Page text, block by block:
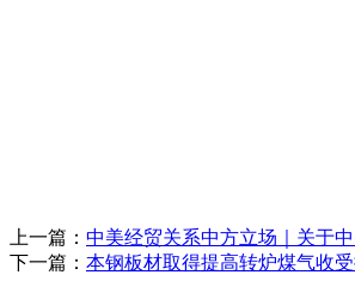
上一篇： 中美经贸关系中方立场｜关于
下一篇： 本钢板材取得提高转炉煤气收